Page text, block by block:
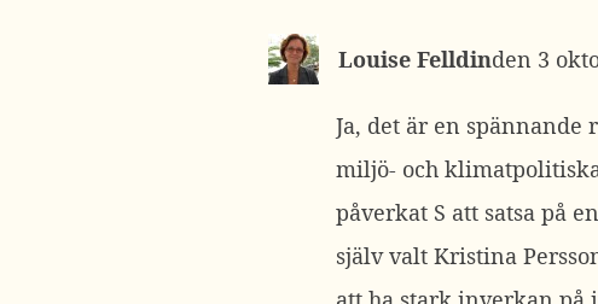
Louise Felldin 3
Ja, det är en
miljö- och
påverkat S att satsa på
själv valt Kristina